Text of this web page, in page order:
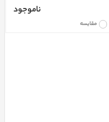
مقایسه
ناموجود